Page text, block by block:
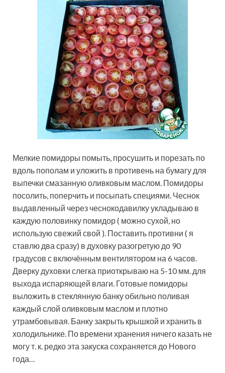
Мелкие помидоры помыть, просушить и порезать по
вдоль пополам и уложить в противень на бумагу для
выпечки смазанную оливковым маслом. Помидоры
посолить, поперчить и посыпать специями. Чеснок
выдавленный через чеснокодавилку укладываю в
каждую половинку помидор ( можно сухой, но
использую свежий свой ). Поставить противни ( я
ставлю два сразу) в духовку разогретую до 90
градусов с включённым вентилятором на 6 часов.
Дверку духовки слегка приоткрываю на 5-10 мм. для
выхода испаряющей влаги. Готовые помидоры
выложить в стеклянную банку обильно поливая
каждый слой оливковым маслом и плотно
утрамбовывая. Банку закрыть крышкой и хранить в
холодильнике. По времени хранения ничего казать не
могу т. к. редко эта закуска сохраняется до Нового
года…